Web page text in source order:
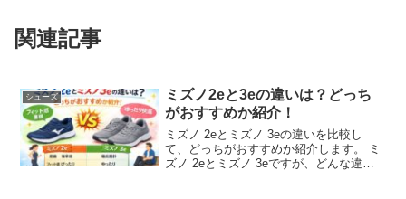
関連記事
シューズ
ミズノ2eと3eの違いは？どっち
がおすすめか紹介！
ミズノ 2eとミズノ 3eの違いを比較し
て、どっちがおすすめか紹介します。 ミ
ズノ 2eとミズノ 3eですが、どんな違い